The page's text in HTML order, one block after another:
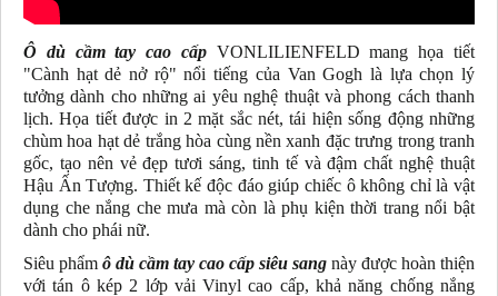
Ô dù cầm tay cao cấpVONLILIENFELD mang họa tiết
"Cành hạt dẻ nở rộ" nổi tiếng của Van Gogh là lựa chọn lý
tưởng dành cho những ai yêu nghệ thuật và phong cách thanh
lịch. Họa tiết được in 2 mặt sắc nét, tái hiện sống động những
chùm hoa hạt dẻ trắng hòa cùng nền xanh đặc trưng trong tranh
gốc, tạo nên vẻ đẹp tươi sáng, tinh tế và đậm chất nghệ thuật
Hậu Ấn Tượng. Thiết kế độc đáo giúp chiếc ô không chỉ là vật
dụng che nắng che mưa mà còn là phụ kiện thời trang nổi bật
dành cho phái nữ.
Siêu phẩm ô dù cầm tay cao cấp siêu sang này được hoàn thiện
với tán ô kép 2 lớp vải Vinyl cao cấp, khả năng chống nắng